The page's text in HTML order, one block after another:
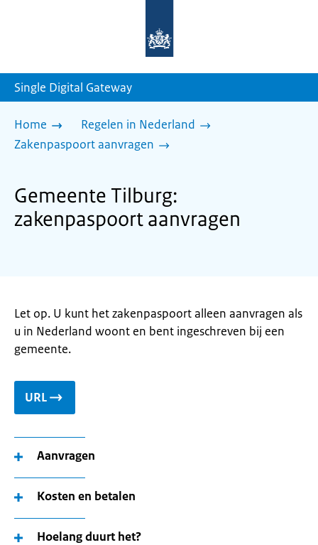
homepage
Single Digital Gateway
Home
Regelen in Nederland
Zakenpaspoort aanvragen
Gemeente Tilburg:
zakenpaspoort aanvragen
Let op. U kunt het zakenpaspoort alleen aanvragen als
u in Nederland woont en bent ingeschreven bij een
gemeente.
URL
Aanvragen
Kosten en betalen
Hoelang duurt het?